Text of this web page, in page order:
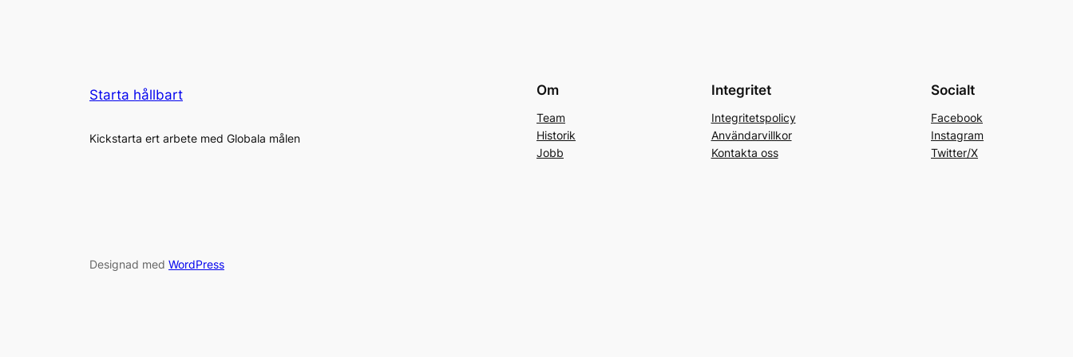
Starta hållbart
Kickstarta ert arbete med Globala målen
Om
Team
Historik
Jobb
Integritet
Integritetspolicy
Användarvillkor
Kontakta oss
Socialt
Facebook
Instagram
Twitter/X
Designad med WordPress